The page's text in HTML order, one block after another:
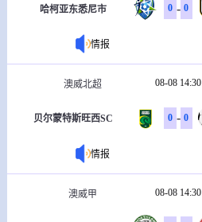
哈柯亚东悉尼市 0 - 0
情报
澳威北超 08-08 14:30
贝尔蒙特斯旺西SC 0 - 0
情报
澳威甲 08-08 14:30